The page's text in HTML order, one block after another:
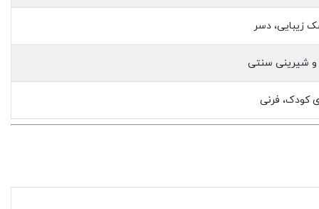
زیبایی، دسر
و شیرینی سنتی
کودک، فرنی